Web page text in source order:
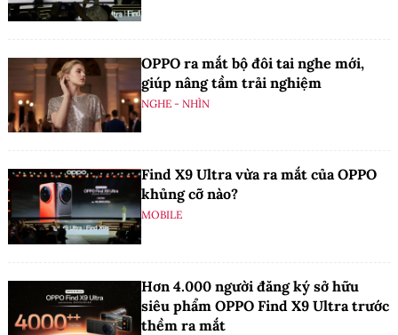
OPPO ra mắt bộ đôi tai nghe mới,
giúp nâng tầm trải nghiệm
NGHE - NHÌN
Find X9 Ultra vừa ra mắt của OPPO
khủng cỡ nào?
MOBILE
Hơn 4.000 người đăng ký sở hữu
siêu phẩm OPPO Find X9 Ultra trước
thềm ra mắt